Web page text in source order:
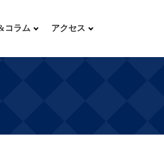
コラム アクセス